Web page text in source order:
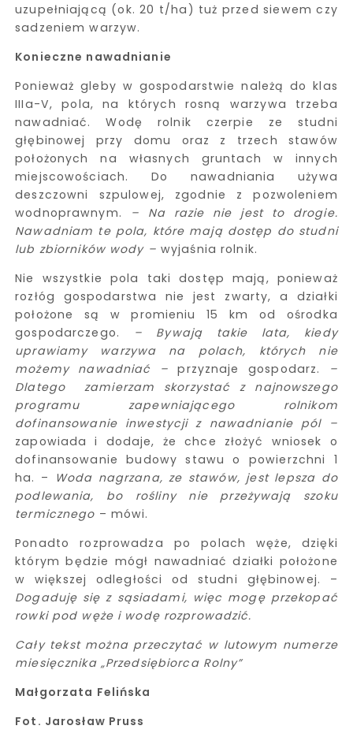
uzupełniającą (ok. 20 t/ha) tuż przed siewem czy
sadzeniem warzyw.
Konieczne nawadnianie
Ponieważ gleby w gospodarstwie należą do klas
IIIa-V, pola, na których rosną warzywa trzeba
nawadniać. Wodę rolnik czerpie ze studni
głębinowej przy domu oraz z trzech stawów
położonych na własnych gruntach w innych
miejscowościach. Do nawadniania używa
deszczowni szpulowej, zgodnie z pozwoleniem
wodnoprawnym.
– Na razie nie jest to drogie.
Nawadniam te pola, które mają dostęp do studni
lub zbiorników wody – wyjaśnia rolnik.
Nie wszystkie pola taki dostęp mają, ponieważ
rozłóg gospodarstwa nie jest zwarty, a działki
położone są w promieniu 15 km od ośrodka
gospodarczego.
– Bywają takie lata, kiedy
uprawiamy warzywa na polach, których nie
możemy nawadniać – przyznaje gospodarz.
–
Dlatego zamierzam skorzystać z najnowszego
programu zapewniającego rolnikom
dofinansowanie inwestycji z nawadnianie pól –
zapowiada i dodaje, że chce złożyć wniosek o
dofinansowanie budowy stawu o powierzchni 1
ha. – Woda nagrzana, ze stawów, jest lepsza do
podlewania, bo rośliny nie przeżywają szoku
termicznego – mówi.
Ponadto rozprowadza po polach węże, dzięki
którym będzie mógł nawadniać działki położone
w większej odległości od studni głębinowej. –
Dogaduję się z sąsiadami, więc mogę przekopać
rowki pod węże i wodę rozprowadzić.
Cały tekst można przeczytać w lutowym numerze
miesięcznika „Przedsiębiorca Rolny”
Małgorzata Felińska
Fot. Jarosław Pruss